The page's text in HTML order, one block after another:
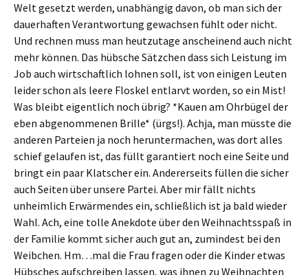
Welt gesetzt werden, unabhängig davon, ob man sich der
dauerhaften Verantwortung gewachsen fühlt oder nicht.
Und rechnen muss man heutzutage anscheinend auch nicht
mehr können. Das hübsche Sätzchen dass sich Leistung im
Job auch wirtschaftlich lohnen soll, ist von einigen Leuten
leider schon als leere Floskel entlarvt worden, so ein Mist!
Was bleibt eigentlich noch übrig? *Kauen am Ohrbügel der
eben abgenommenen Brille* (ürgs!). Achja, man müsste die
anderen Parteien ja noch heruntermachen, was dort alles
schief gelaufen ist, das füllt garantiert noch eine Seite und
bringt ein paar Klatscher ein. Andererseits füllen die sicher
auch Seiten über unsere Partei. Aber mir fällt nichts
unheimlich Erwärmendes ein, schließlich ist ja bald wieder
Wahl. Ach, eine tolle Anekdote über den Weihnachtsspaß in
der Familie kommt sicher auch gut an, zumindest bei den
Weibchen. Hm…mal die Frau fragen oder die Kinder etwas
Hübsches aufschreiben lassen, was ihnen zu Weihnachten